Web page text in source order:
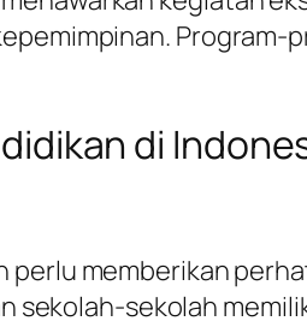
di
perlu memberikan
sekolah-sekolah